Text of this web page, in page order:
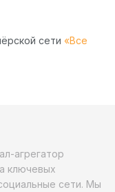
сети «Все
агрегатор
ключевых
сети. Мы